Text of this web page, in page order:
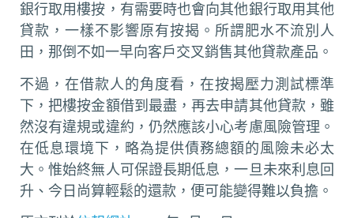
銀行取用樓按，有需要時也會向其他銀行取用其他
貸款，一樣不影響原有按揭。所謂肥水不流別人
田，那倒不如一早向客戶交叉銷售其他貸款產品。
不過，在借款人的角度看，在按揭壓力測試標準
下，把樓按金額借到最盡，再去申請其他貸款，雖
然沒有違規或違約，仍然應該小心考慮風險管理。
在低息環境下，略為提供債務總額的風險未必太
大。惟始終無人可保證長期低息，一旦未來利息回
升、今日尚算輕鬆的還款，便可能變得難以負擔。